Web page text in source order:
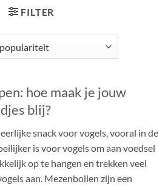
FILTER
hoe maak je jouw
blij?
snack voor vogels, vooral in de
is voor vogels om aan voedsel
op te hangen en trekken veel
aan. Mezenbollen zijn een